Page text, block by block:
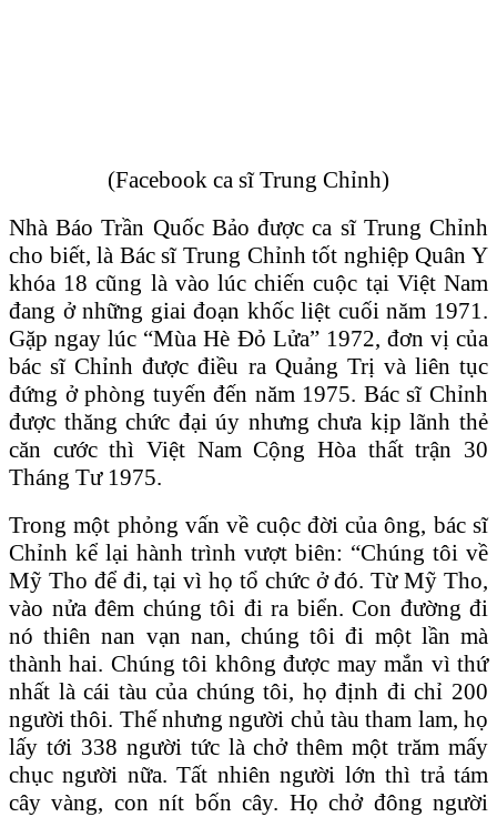
(Facebook ca sĩ Trung Chỉnh)
Nhà Báo Trần Quốc Bảo được ca sĩ Trung Chỉnh
cho biết, là Bác sĩ Trung Chỉnh tốt nghiệp Quân Y
khóa 18 cũng là vào lúc chiến cuộc tại Việt Nam
đang ở những giai đoạn khốc liệt cuối năm 1971.
Gặp ngay lúc “Mùa Hè Đỏ Lửa” 1972, đơn vị của
bác sĩ Chỉnh được điều ra Quảng Trị và liên tục
đứng ở phòng tuyến đến năm 1975. Bác sĩ Chỉnh
được thăng chức đại úy nhưng chưa kịp lãnh thẻ
căn cước thì Việt Nam Cộng Hòa thất trận 30
Tháng Tư 1975.
Trong một phỏng vấn về cuộc đời của ông, bác sĩ
Chỉnh kể lại hành trình vượt biên: “Chúng tôi về
Mỹ Tho để đi, tại vì họ tổ chức ở đó. Từ Mỹ Tho,
vào nửa đêm chúng tôi đi ra biển. Con đường đi
nó thiên nan vạn nan, chúng tôi đi một lần mà
thành hai. Chúng tôi không được may mắn vì thứ
nhất là cái tàu của chúng tôi, họ định đi chỉ 200
người thôi. Thế nhưng người chủ tàu tham lam, họ
lấy tới 338 người tức là chở thêm một trăm mấy
chục người nữa. Tất nhiên người lớn thì trả tám
cây vàng, con nít bốn cây. Họ chở đông người